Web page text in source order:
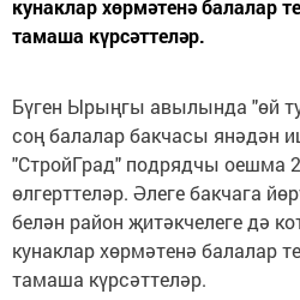
кунаклар хөрмәтенә балалар
тамаша күрсәттеләр.
Бүген Ырыңгы авылында "өй
соң балалар бакчасы янәдән
"СтройГрад" подрядчы оешма
өлгерттеләр. Әлеге бакчага
белән район җитәкчелеге дә
кунаклар хөрмәтенә балалар
тамаша күрсәттеләр.